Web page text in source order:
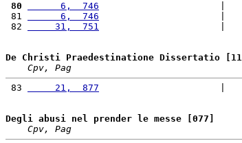
80
      6,  746
|
81
      6,  746
82
     31,  751
De Christi Praedestinatione Dissertatio
Cpv, Pag
83
     21,  877
|
Degli abusi nel prender le messe [077]
Cpv, Pag